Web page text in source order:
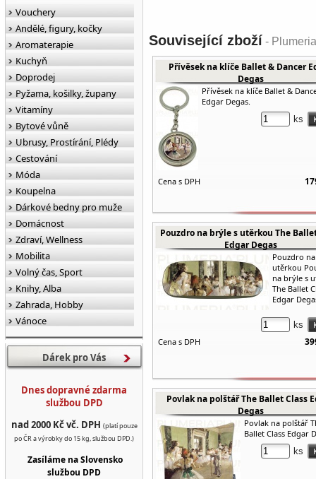
Související zboží -
Přívěsek na klíče Ballet & Dancer
Degas
Přívěsek na klíče Ballet &
Edgar Degas.
ks
Cena s DPH
Pouzdro na brýle s utěrkou The
Edgar Degas
Pouzdro
utěrkou
na brýle s
The Ballet
Edgar
ks
Cena s DPH
Povlak na polštář The Ballet Class
Degas
Povlak na polštář
Ballet Class Edgar
ks
Vouchery
Andělé, figury, kočky
Aromaterapie
Kuchyň
Doprodej
Pyžama, košilky, župany
Vitamíny
Bytové vůně
Ubrusy, Prostírání, Plédy
Cestování
Móda
Koupelna
Dárkové bedny pro muže
Domácnost
Zdraví, Wellness
Mobilita
Volný čas, Sport
Knihy, Alba
Zahrada, Hobby
Vánoce
Dárek pro Vás
Dnes dopravné zdarma
službou DPD
nad 2000 Kč vč. DPH (platí pouze
po ČR a výrobky do 15 kg, službou DPD.)
Zasíláme na Slovensko
službou DPD